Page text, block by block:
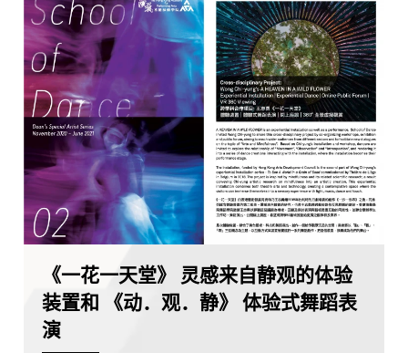
《一花一天堂》 灵感来自静观的体验
装置和 《动．观．静》 体验式舞蹈表
演